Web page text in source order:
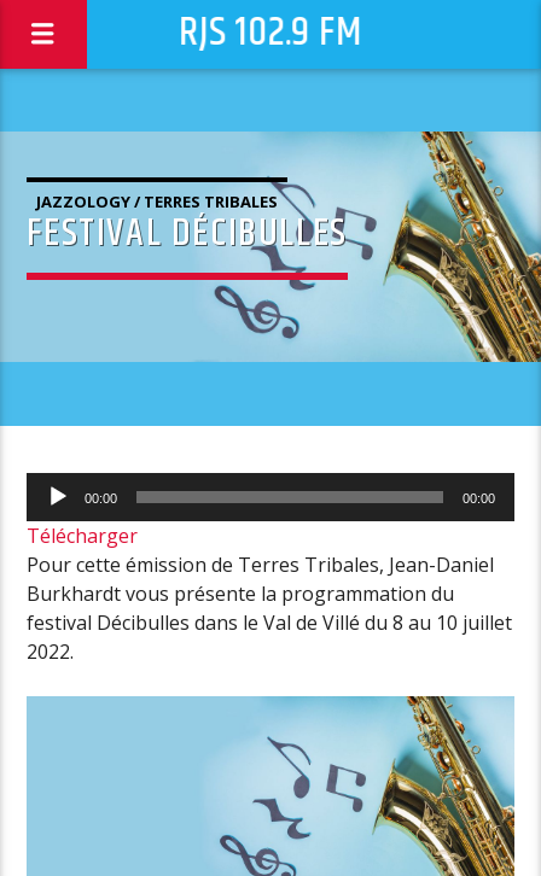
RJS 102.9 FM
JAZZOLOGY / TERRES TRIBALES
FESTIVAL DÉCIBULLES
Lecteur
audio
00:00 00:00
Télécharger
Pour cette émission de Terres Tribales, Jean-Daniel
Burkhardt vous présente la programmation du
festival Décibulles dans le Val de Villé du 8 au 10 juillet
2022.